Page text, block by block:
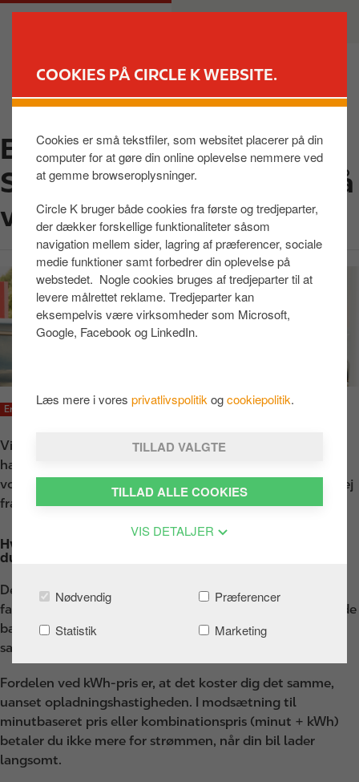
COOKIES PÅ CIRCLE K WEBSITE.
Cookies er små tekstfiler, som websitet placerer på din
computer for at gøre din online oplevelse nemmere ved
at gemme browseroplysninger.
Circle K bruger både cookies fra første og tredjeparter,
der dækker forskellige funktionaliteter såsom
navigation mellem sider, lagring af præferencer, sociale
medie funktioner samt forbedrer din oplevelse på
webstedet. Nogle cookies bruges af tredjeparter til at
levere målrettet reklame. Tredjeparter kan
eksempelvis være virksomheder som Microsoft,
Google, Facebook og LinkedIn.
Læs mere i vores privatlivspolitik ogcookiepolitik.
TILLAD VALGTE
TILLAD ALLE COOKIES
VIS DETALJER
Nødvendig
Præferencer
Statistik
Marketing
v
e
d
n
o
d
M
a
Er du erhvervskunde?
Sådan lader du elbilen på
vores stationer
Erhverv
Vi ved, at tid er altafgørende, når du er på farten. Derfor
har vi installeret hurtige 300 kW-lynladere på mange af
vores Circle K stationer, så du nemt kan lade elbilen på vej
fra A til B.
Hvad betyder det, at du kun betaler en kWh-pris, når
du lader?
Det betyder, at du kun betaler for den strøm, din bil
faktisk modtager. Uanset, hvor meget du ønsker at oplade
batteriet eller hvor koldt det er udenfor, betaler du den
samme pris for strømmen hos Circle K.
Fordelen ved kWh-pris er, at det koster dig det samme,
uanset opladningshastigheden. I modsætning til
minutbaseret pris eller kombinationspris (minut + kWh)
betaler du ikke mere for strømmen, når din bil lader
langsomt.